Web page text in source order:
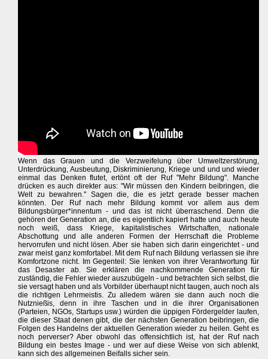
Wenn das Grauen und die Verzweifelung über Umweltzerstörung,
Unterdrückung, Ausbeutung, Diskriminierung, Kriege und und und wieder
einmal das Denken flutet, ertönt oft der Ruf "Mehr Bildung". Manche
drücken es auch direkter aus: "Wir müssen den Kindern beibringen, die
Welt zu bewahren." Sagen die, die es jetzt gerade besser machen
könnten. Der Ruf nach mehr Bildung kommt vor allem aus dem
Bildungsbürger*innentum - und das ist nicht überraschend. Denn die
gehören der Generation an, die es eigentlich kapiert hatte und auch heute
noch weiß, dass Kriege, kapitalistisches Wirtschaften, nationale
Abschottung und alle anderen Formen der Herrschaft die Probleme
hervorrufen und nicht lösen. Aber sie haben sich darin eingerichtet - und
zwar meist ganz komfortabel. Mit dem Ruf nach Bildung verlassen sie ihre
Komfortzone nicht. Im Gegenteil: Sie lenken von ihrer Verantwortung für
das Desaster ab. Sie erklären die nachkommende Generation für
zuständig, die Fehler wieder auszubügeln - und betrachten sich selbst, die
sie versagt haben und als Vorbilder überhaupt nicht taugen, auch noch als
die richtigen Lehrmeistis. Zu alledem wären sie dann auch noch die
Nutznießis, denn in ihre Taschen und in die ihrer Organisationen
(Parteien, NGOs, Startups usw.) würden die üppigen Fördergelder laufen,
die dieser Staat denen gibt, die der nächsten Generation beibringen, die
Folgen des Handelns der aktuellen Generation wieder zu heilen. Geht es
noch perverser? Aber obwohl das offensichtlich ist, hat der Ruf nach
Bildung ein bestes Image - und wer auf diese Weise von sich ablenkt,
kann sich des allgemeinen Beifalls sicher sein.